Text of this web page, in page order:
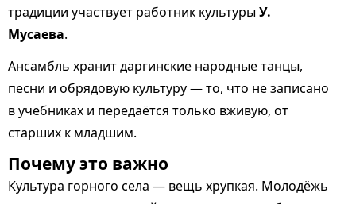
традиции участвует работник культурыУ.
Мусаева.
Ансамбль хранит даргинские народные танцы,
песни и обрядовую культуру — то, что не записано
в учебниках и передаётся только вживую, от
старших к младшим.
Почему это важно
Культура горного села — вещь хрупкая. Молодёжь